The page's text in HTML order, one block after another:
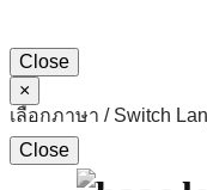
Close
×
เลือกภาษา / Switch
Close